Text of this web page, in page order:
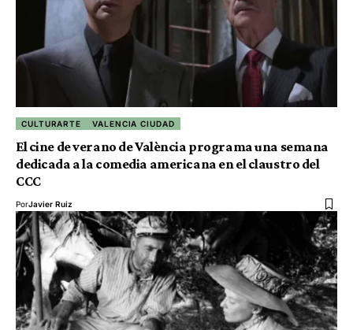
CULTURARTE VALENCIA CIUDAD
El cine de verano de València programa una semana
dedicada a la comedia americana en el claustro del
CCC
PorJavier Ruiz